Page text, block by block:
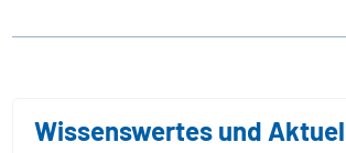
Wissenswertes und